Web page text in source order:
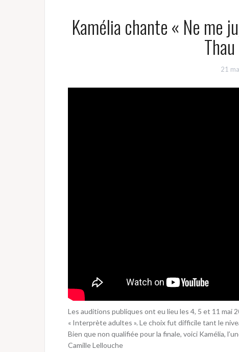
Kamélia chante « Ne me
21
Les auditions publiques ont eu lieu les 4, 5 et 11 mai
« Interprète adultes ». Le choix fut difficile tant le
Bien que non qualifiée pour la finale, voici Kamélia,
Camille Lellouche